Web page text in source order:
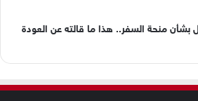
بشأن منحة السفر.. هذا ما قالته عن العودة